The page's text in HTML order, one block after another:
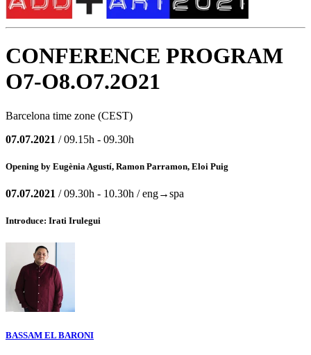
CONFERENCE PROGRAM
O7-O8.O7.2O21
Barcelona time zone (CEST)
07.07.2021 / 09.15h - 09.30h
Opening by Eugènia Agustí, Ramon Parramon, Eloi Puig
07.07.2021 / 09.30h - 10.30h / eng→spa
Introduce: Irati Irulegui
BASSAM EL BARONI